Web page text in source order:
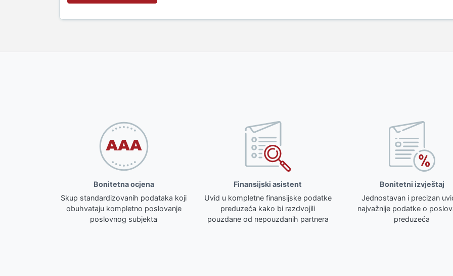
Bonitetna ocjena
Skup standardizovanih podataka koji
obuhvataju kompletno poslovanje
poslovnog subjekta
Finansijski asistent
Uvid u kompletne finansijske podatke
preduzeća kako bi razdvojili
pouzdane od nepouzdanih partnera
Bonitetni izvještaj
Jednostavan i precizan
najvažnije podatke o
preduzeća